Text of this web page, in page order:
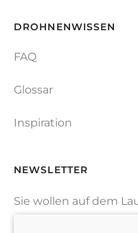
DROHNENWISSEN
FAQ
Glossar
Inspiration
NEWSLETTER
Sie wollen auf dem